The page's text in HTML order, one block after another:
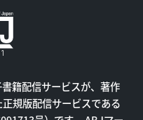
籍配信サービスが、著作
規版配信サービスである